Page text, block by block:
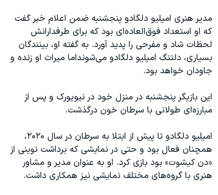
همایش محافظه‌کاران آمریکا «سی‌پک»
صفحه‌های ویژه
سفر پرزیدنت ترامپ به چین
مدیر هنری امیلیو دلگادو پنجشنبه ضمن اعلام خبر گفت
که او استعداد فوق‌العاده‌ای بود که برای طرفدارانش
لحظات شاد و مفرحی را پدید آورد. به گفته او، بینندگان
بسیاری، دلتنگ امیلیو دلگادو می‌شونداما میراث او زنده و
جاودان خواهد بود.
این بازیگر پنجشنبه در منزل خود در نیویورک و پس از
مبارزه‌ای طولانی با سرطان خون درگذشت.
امیلیو دلگادو تا پیش از ابتلا به سرطان در سال ۲۰۲۰،
همچنان فعال بود و حتی در نمایشی که برداشت نوینی از
«دن کیشوت» بود بازی کرد. او به عنوان مدیر و مشاور
هنری با گروه‌های مختلف نمایشی نیز همکاری داشت.